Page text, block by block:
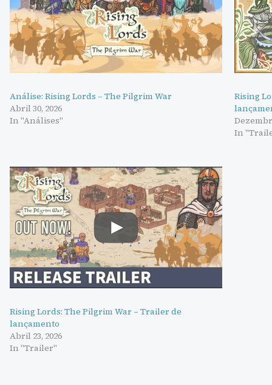
Análise: Rising Lords – The Pilgrim War
Abril 30, 2026
In "Análises"
Rising
In
Rising Lords: The Pilgrim War – Trailer de
lançamento
Abril 23, 2026
In "Trailer"